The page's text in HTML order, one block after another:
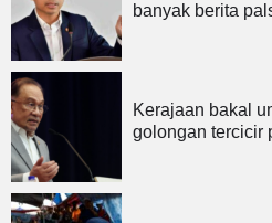
banyak berita
Kerajaan bakal
golongan tercicir